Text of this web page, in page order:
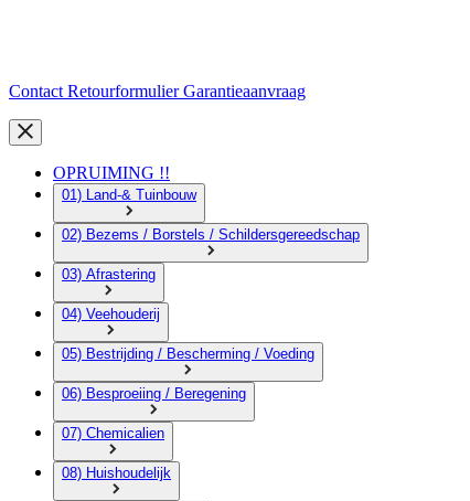
Contact RetourformulierGarantieaanvraag
OPRUIMING !!
01) Land-& Tuinbouw
02) Bezems / Borstels / Schildersgereedschap
03) Afrastering
04) Veehouderij
05) Bestrijding / Bescherming / Voeding
06) Besproeiing / Beregening
07) Chemicalien
08) Huishoudelijk